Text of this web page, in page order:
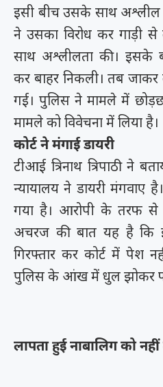
इसी बीच उसके साथ अश्लील
ने उसका विरोध कर गाड़ी
साथ अश्लीलता की। इसके
कर बाहर निकली। तब
गई। पुलिस ने मामले में
मामले को विवेचना में लिया है।
कोर्ट ने मंगाई डायरी
टीआई त्रिनाथ त्रिपाठी ने
न्यायालय ने डायरी मंगवाए
गया है। आरोपी के तरफ से
अचरज की बात यह है कि
गिरफ्तार कर कोर्ट में पेश
पुलिस के आंख में धुल झोकर
लापता हुई नाबालिग को